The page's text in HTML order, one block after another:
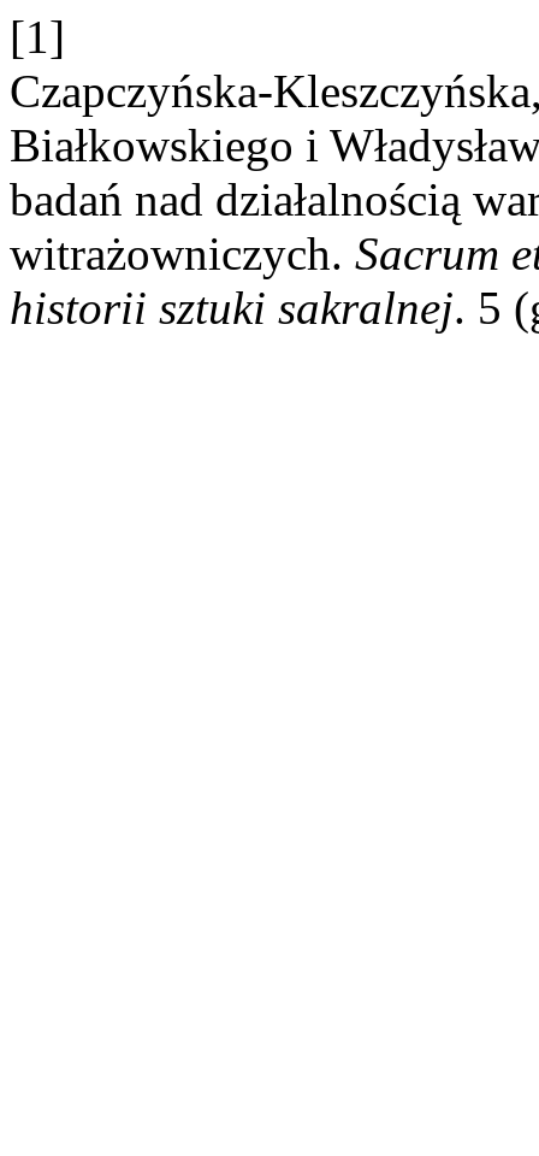
[1]
Czapczyńska-
Białkowskiego i
badań nad działalnością
witrażowniczych. Sacrum
historii sztuki sakralnej. 5